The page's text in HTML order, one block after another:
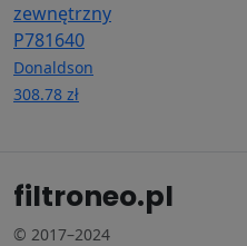
zewnętrzny
P781640
Donaldson
308.78 zł
filtroneo.pl
© 2017–2024